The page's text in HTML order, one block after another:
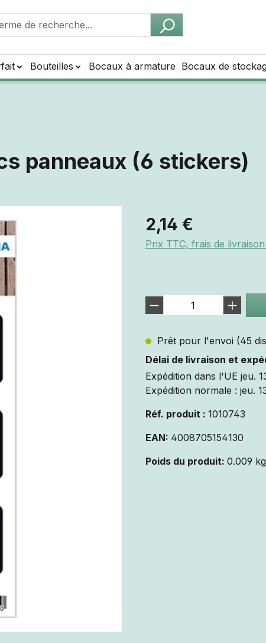
Bouteilles Bocaux à armature Bocaux de
panneaux (6 stickers)
2,14 €
Prix TTC, frais de
Prêt pour l'envoi (45
Délai de livraison et
Expédition dans l'UE jeu.
Expédition normale : jeu.
Réf. produit : 1010743
EAN: 4008705154130
Poids du produit: 0.009 kg